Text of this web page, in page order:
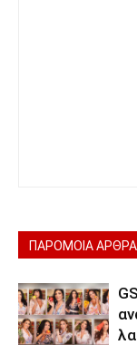
ΠΑΡΟΜΟΙΑ ΑΡΘΡΑ